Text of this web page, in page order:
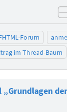
Forum
im Thread-Baum
der